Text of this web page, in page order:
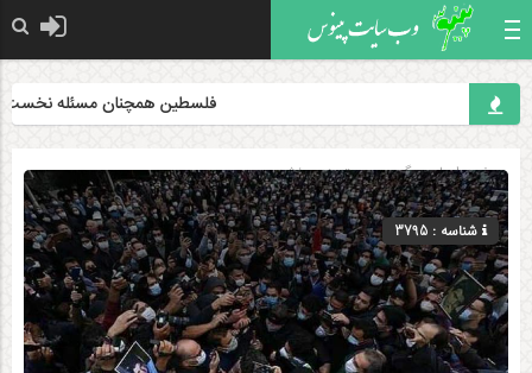
فلسطین همچنان مسئله نخست
صفحه اصلی» گروه »دسته‌بندی نشده
شناسه : 3795